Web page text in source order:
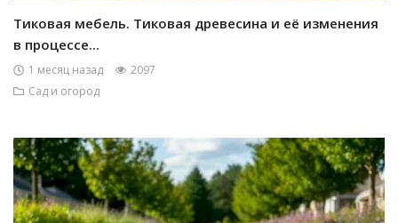
Тиковая мебель. Тиковая древесина и её изменения
в процессе...
1 месяц назад
2097
Сад и огород